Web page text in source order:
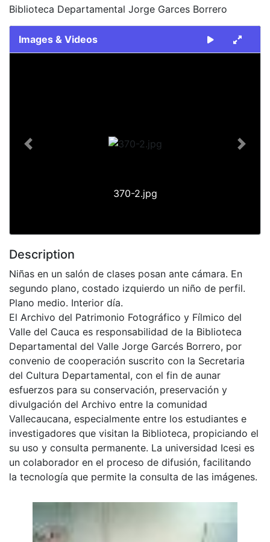
Biblioteca Departamental Jorge Garces Borrero
Images & Videos
370-2.jpg
Previous Next
Description
Niñas en un salón de clases posan ante cámara. En
segundo plano, costado izquierdo un niño de perfil.
Plano medio. Interior día.
El Archivo del Patrimonio Fotográfico y Fílmico del
Valle del Cauca es responsabilidad de la Biblioteca
Departamental del Valle Jorge Garcés Borrero, por
convenio de cooperación suscrito con la Secretaria
del Cultura Departamental, con el fin de aunar
esfuerzos para su conservación, preservación y
divulgación del Archivo entre la comunidad
Vallecaucana, especialmente entre los estudiantes e
investigadores que visitan la Biblioteca, propiciando el
su uso y consulta permanente. La universidad Icesi es
un colaborador en el proceso de difusión, facilitando
la tecnología que permite la consulta de las imágenes.